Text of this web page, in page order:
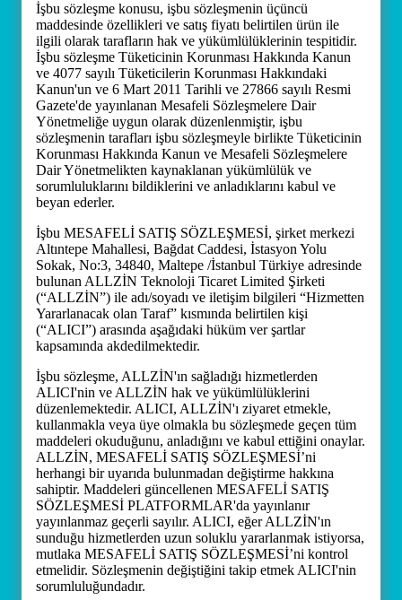
İşbu sözleşme konusu, işbu sözleşmenin üçüncü
maddesinde özellikleri ve satış fiyatı belirtilen ürün ile
ilgili olarak tarafların hak ve yükümlülüklerinin tespitidir.
İşbu sözleşme Tüketicinin Korunması Hakkında Kanun
ve 4077 sayılı Tüketicilerin Korunması Hakkındaki
Kanun'un ve 6 Mart 2011 Tarihli ve 27866 sayılı Resmi
Gazete'de yayınlanan Mesafeli Sözleşmelere Dair
Yönetmeliğe uygun olarak düzenlenmiştir, işbu
sözleşmenin tarafları işbu sözleşmeyle birlikte Tüketicinin
Korunması Hakkında Kanun ve Mesafeli Sözleşmelere
Dair Yönetmelikten kaynaklanan yükümlülük ve
sorumluluklarını bildiklerini ve anladıklarını kabul ve
beyan ederler.
İşbu MESAFELİ SATIŞ SÖZLEŞMESİ, şirket merkezi
Altıntepe Mahallesi, Bağdat Caddesi, İstasyon Yolu
Sokak, No:3, 34840, Maltepe /İstanbul Türkiye adresinde
bulunan ALLZİN Teknoloji Ticaret Limited Şirketi
(“ALLZİN”) ile adı/soyadı ve iletişim bilgileri “Hizmetten
Yararlanacak olan Taraf” kısmında belirtilen kişi
(“ALICI”) arasında aşağıdaki hüküm ver şartlar
kapsamında akdedilmektedir.
İşbu sözleşme, ALLZİN'ın sağladığı hizmetlerden
ALICI'nin ve ALLZİN hak ve yükümlülüklerini
düzenlemektedir. ALICI, ALLZİN'ı ziyaret etmekle,
kullanmakla veya üye olmakla bu sözleşmede geçen tüm
maddeleri okuduğunu, anladığını ve kabul ettiğini onaylar.
ALLZİN, MESAFELİ SATIŞ SÖZLEŞMESİ’ni
herhangi bir uyarıda bulunmadan değiştirme hakkına
sahiptir. Maddeleri güncellenen MESAFELİ SATIŞ
SÖZLEŞMESİ PLATFORMLAR'da yayınlanır
yayınlanmaz geçerli sayılır. ALICI, eğer ALLZİN'ın
sunduğu hizmetlerden uzun soluklu yararlanmak istiyorsa,
mutlaka MESAFELİ SATIŞ SÖZLEŞMESİ’ni kontrol
etmelidir. Sözleşmenin değiştiğini takip etmek ALICI'nin
sorumluluğundadır.